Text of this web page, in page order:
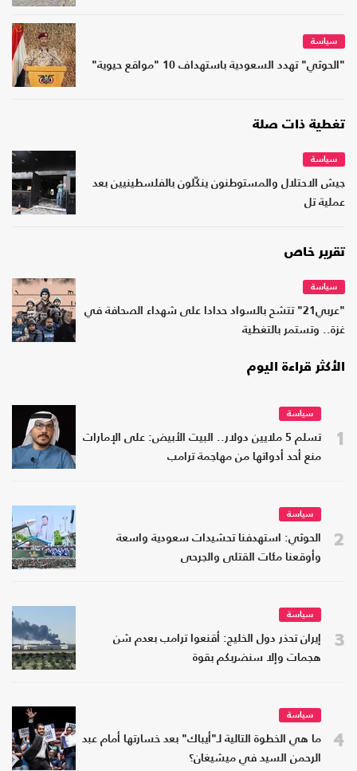
سياسة
"الحوثي" تهدد السعودية باستهداف 10 "مواقع حيوية"
تغطية ذات صلة
سياسة
جيش الاحتلال والمستوطنون ينكّلون بالفلسطينيين بعد
عملية تل
تقرير خاص
سياسة
"عربي21" تتشح بالسواد حدادا على شهداء الصحافة في
غزة.. وتستمر بالتغطية
الأكثر قراءة اليوم
1
سياسة
تسلم 5 ملايين دولار.. البيت الأبيض: على الإمارات
منع أحد أدواتها من مهاجمة ترامب
2
سياسة
الحوثي: استهدفنا تحشيدات سعودية واسعة
وأوقعنا مئات القتلى والجرحى
3
سياسة
إيران تحذر دول الخليج: أقنعوا ترامب بعدم شن
هجمات وإلا سنضربكم بقوة
4
سياسة
ما هي الخطوة التالية لـ"أيباك" بعد خسارتها أمام عبد
الرحمن السيد في ميشيغان؟